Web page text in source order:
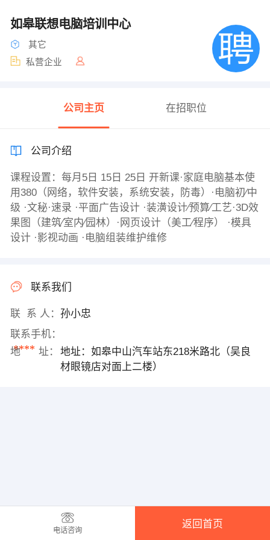
如皋联想电脑培训中心
其它
私营企业
公司主页 在招职位
公司介绍
课程设置：每月5日 15日 25日 开新课·家庭电脑基本使
用380（网络，软件安装，系统安装，防毒）·电脑初∕中
级 ·文秘·速录 ·平面广告设计 ·装潢设计∕预算∕工艺·3D效
果图（建筑∕室内∕园林）·网页设计（美工∕程序） ·模具
设计 ·影视动画 ·电脑组装维护维修
联系我们
联 系 人： 孙小忠
联系手机：
****
地 址：
地址：如皋中山汽车站东218米路北（吴良
材眼镜店对面上二楼）
电话咨询
返回首页